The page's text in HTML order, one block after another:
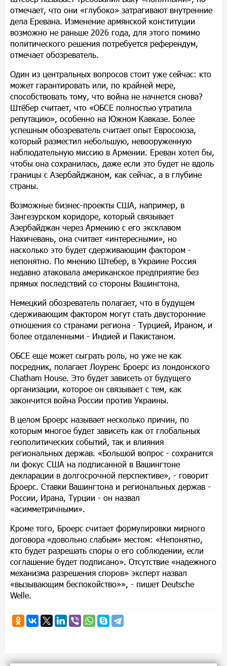
отмечает, что они «глубоко» затрагивают внутренние
дела Еревана. Изменение армянской конституции
возможно не раньше 2026 года, для этого помимо
политического решения потребуется референдум,
отмечает обозреватель.
Один из центральных вопросов стоит уже сейчас: кто
может гарантировать или, по крайней мере,
способствовать тому, что война не начнется снова?
Штёбер считает, что «ОБСЕ полностью утратила
репутацию», особенно на Южном Кавказе. Более
успешным обозреватель считает опыт Евросоюза,
который разместил небольшую, невооруженную
наблюдательную миссию в Армении. Ереван хотел бы,
чтобы она сохранилась, даже если это будет не вдоль
границы с Азербайджаном, как сейчас, а в глубине
страны.
Возможные бизнес-проекты США, например, в
Зангезурском коридоре, который связывает
Азербайджан через Армению с его эксклавом
Нахичевань, она считает «интересными», но
насколько это будет сдерживающим фактором -
непонятно. По мнению Штебер, в Украине Россия
недавно атаковала американское предприятие без
прямых последствий со стороны Вашингтона.
Немецкий обозреватель полагает, что в будущем
сдерживающим фактором могут стать двусторонние
отношения со странами региона - Турцией, Ираном, и
более отдаленными - Индией и Пакистаном.
ОБСЕ еще может сыграть роль, но уже не как
посредник, полагает Лоуренс Броерс из лондонского
Chatham House. Это будет зависеть от будущего
организации, которое он связывает с тем, как
закончится война России против Украины.
В целом Броерс называет несколько причин, по
которым многое будет зависеть как от глобальных
геополитических событий, так и влияния
региональных держав. «Большой вопрос - сохранится
ли фокус США на подписанной в Вашингтоне
декларации в долгосрочной перспективе», - говорит
Броерс. Ставки Вашингтона и региональных держав -
России, Ирана, Турции - он назвал
«асимметричными».
Кроме того, Броерс считает формулировки мирного
договора «довольно слабым» местом: «Непонятно,
кто будет разрешать споры о его соблюдении, если
соглашение будет подписано». Отсутствие «надежного
механизма разрешения споров» эксперт назвал
«вызывающим беспокойство»», - пишет Deutsche
Welle.